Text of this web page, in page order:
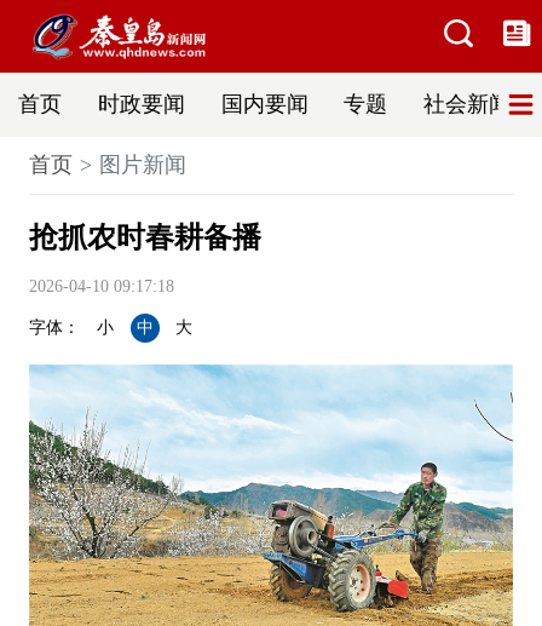
首页 时政要闻 国内要闻 专题 社会新闻
首页 图片新闻
抢抓农时春耕备播
2026-04-10 09:17:18
字体： 小 中 大